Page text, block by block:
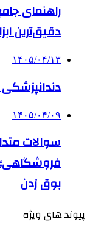
راهنمای
دقیق‌ترین
۱۴۰۵/۰۴/۱۳
۱۴۰۵/۰۴/۰۹
سوالات
بوق زدن
پیوند های ویژه